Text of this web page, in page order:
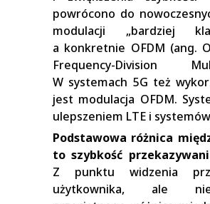
powrócono do
modulacji „bardziej
a konkretnie OFDM (ang.
Frequency-Division
W systemach 5G też
jest modulacja OFDM.
ulepszeniem LTE i
Podstawowa różnica
to szybkość
Z punktu widzenia
użytkownika, ale